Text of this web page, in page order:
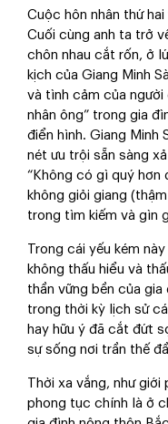
Cuộc hôn nhân thứ
Cuối cùng anh ta trở
chôn nhau cắt rốn, ở
kịch của Giang Minh
và tình cảm của người
nhân ông” trong gia
điển hình. Giang Minh
nét ưu trội sẵn sàng
“Không có gì quý hơn
không giỏi giang
trong tìm kiếm và gìn
Trong cái yếu kém
không thấu hiểu và
thần vững bền của gia
trong thời kỳ lịch sử
hay hữu ý đã cắt đứt
sự sống nơi trần thế
Thời xa vắng, như
phong tục chính là ở